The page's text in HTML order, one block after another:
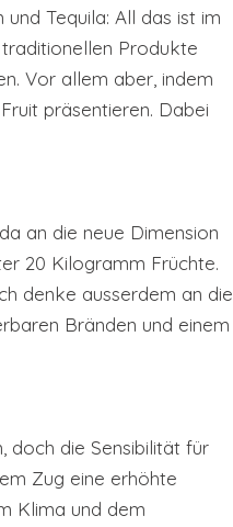
Tequila: All das ist im
Produkte
Vor allem aber, indem
präsentieren. Dabei
an die neue Dimension
20 Kilogramm Früchte.
denke ausserdem an die
Bränden und einem
doch die Sensibilität für
Zug eine erhöhte
Klima und dem